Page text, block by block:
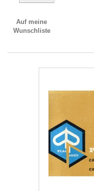
Auf meine
Wunschliste